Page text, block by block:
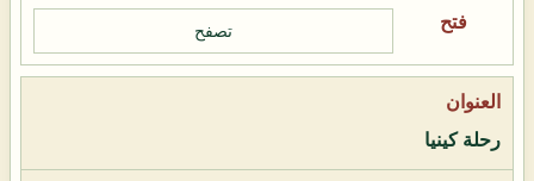
تصفح
رحلة كينيا